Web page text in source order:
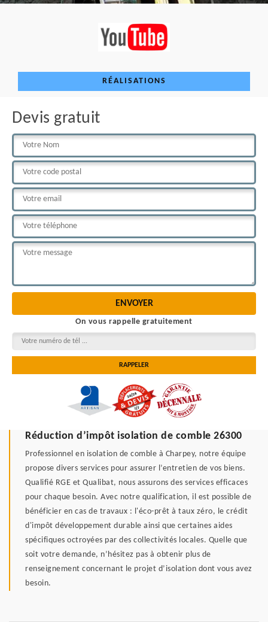
RÉALISATIONS
Devis gratuit
On vous rappelle gratuitement
Réduction d’impôt isolation de comble 26300
Professionnel en isolation de comble à Charpey, notre équipe
propose divers services pour assurer l’entretien de vos biens.
Qualifié RGE et Qualibat, nous assurons des services efficaces
pour chaque besoin. Avec notre qualification, il est possible de
bénéficier en cas de travaux : l'éco-prêt à taux zéro, le crédit
d'impôt développement durable ainsi que certaines aides
spécifiques octroyées par des collectivités locales. Quelle que
soit votre demande, n’hésitez pas à obtenir plus de
renseignement concernant le projet d’isolation dont vous avez
besoin.